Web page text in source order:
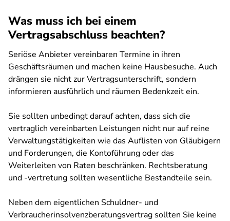
Was muss ich bei einem
Vertragsabschluss beachten?
Seriöse Anbieter vereinbaren Termine in ihren
Geschäftsräumen und machen keine Hausbesuche. Auch
drängen sie nicht zur Vertragsunterschrift, sondern
informieren ausführlich und räumen Bedenkzeit ein.
Sie sollten unbedingt darauf achten, dass sich die
vertraglich vereinbarten Leistungen nicht nur auf reine
Verwaltungstätigkeiten wie das Auflisten von Gläubigern
und Forderungen, die Kontoführung oder das
Weiterleiten von Raten beschränken. Rechtsberatung
und -vertretung sollten wesentliche Bestandteile sein.
Neben dem eigentlichen Schuldner- und
Verbraucherinsolvenzberatungsvertrag sollten Sie keine